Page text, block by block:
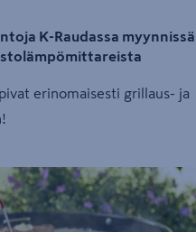
K-Raudassa
erinomaisesti grillaus- ja